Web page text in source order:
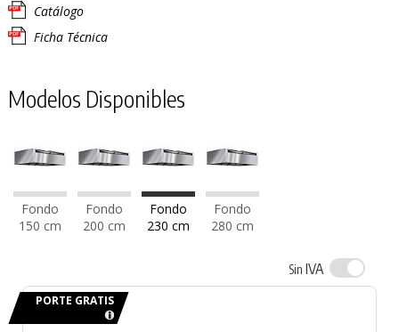
Catálogo
Ficha Técnica
Modelos Disponibles
Fondo
150 cm
Fondo
200 cm
Fondo
230 cm
Fondo
280 cm
Sin IVA
PORTE GRATIS